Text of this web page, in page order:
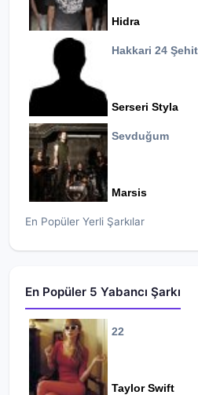
Hidra
Hakkari 24 Şehit
Serseri Styla
Sevduğum
Marsis
En Popüler Yerli Şarkılar
En Popüler 5 Yabancı Şarkı
22
Taylor Swift